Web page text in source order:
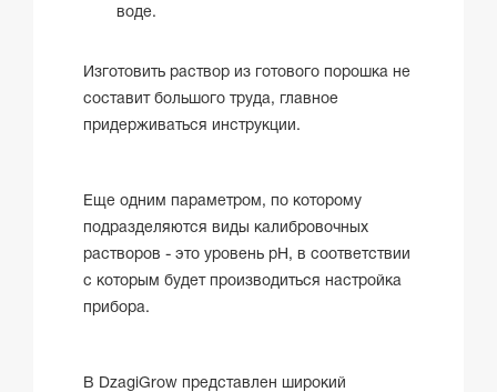
воде.
Изготовить раствор из готового порошка не
составит большого труда, главное
придерживаться инструкции.
Еще одним параметром, по которому
подразделяются виды калибровочных
растворов - это уровень pH, в соответствии
с которым будет производиться настройка
прибора.
В DzagiGrow представлен широкий